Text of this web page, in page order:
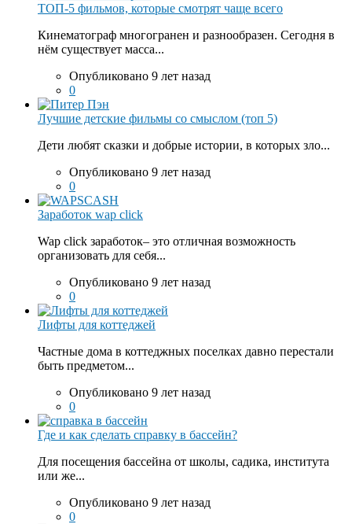
ТОП-5 фильмов, которые смотрят чаще всего
Кинематограф многогранен и разнообразен. Сегодня в
нём существует масса...
Опубликовано 9 лет назад
0
Лучшие детские фильмы со смыслом (топ 5)
Дети любят сказки и добрые истории, в которых зло...
Опубликовано 9 лет назад
0
Заработок wap click
Wap click заработок– это отличная возможность
организовать для себя...
Опубликовано 9 лет назад
0
Лифты для коттеджей
Частные дома в коттеджных поселках давно перестали
быть предметом...
Опубликовано 9 лет назад
0
Где и как сделать справку в бассейн?
Для посещения бассейна от школы, садика, института
или же...
Опубликовано 9 лет назад
0